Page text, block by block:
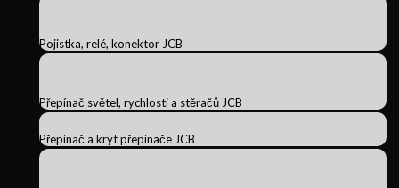
Pojistka, relé, konektor JCB
Přepínač světel, rychlosti a stěračů JCB
Přepínač a kryt přepínače JCB